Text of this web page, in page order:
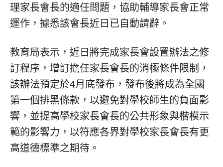
理家長會長的適任問題，協助輔導家長會正常
運作，據悉該會長近日已自動請辭。
教育局表示，近日將完成家長會設置辦法之修
訂程序，增訂擔任家長會長的消極條件限制，
該辦法預定於4月底發布，發布後將成為全國
第一個排黑條款，以避免對學校師生的負面影
響，並提高學校家長會長的公共形象與楷模示
範的影響力，以符應各界對學校家長會長有更
高道德標準之期待。